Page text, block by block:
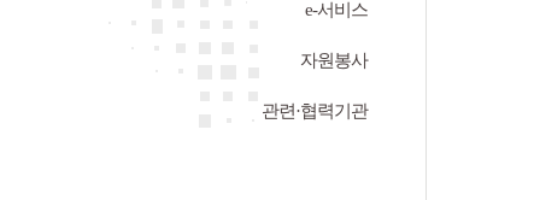
e-서비스
자원봉사
관련·협력기관